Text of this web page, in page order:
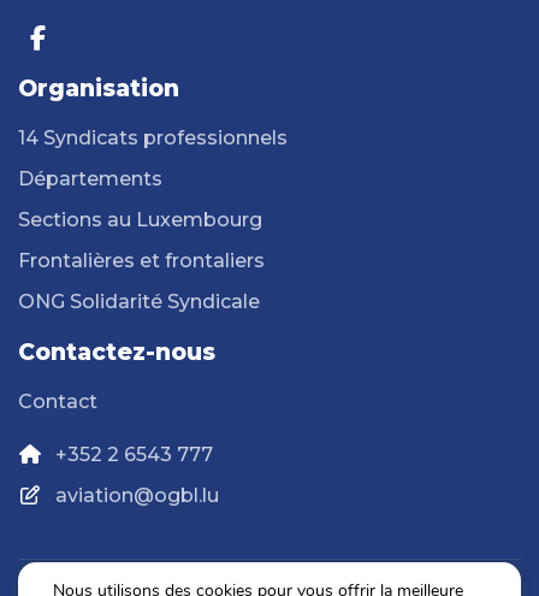
Organisation
14 Syndicats professionnels
Départements
Sections au Luxembourg
Frontalières et frontaliers
ONG Solidarité Syndicale
Contactez-nous
Contact
+352 2 6543 777
aviation@ogbl.lu
Nous utilisons des cookies pour vous offrir la meilleure